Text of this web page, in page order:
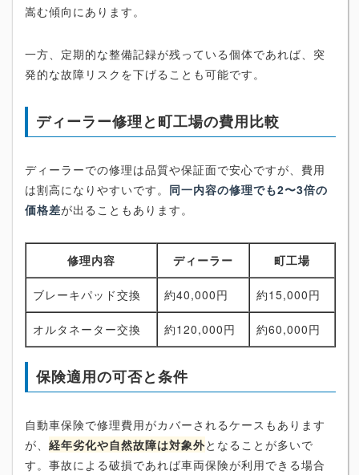
嵩む傾向にあります。
一方、定期的な整備記録が残っている個体であれば、突
発的な故障リスクを下げることも可能です。
ディーラー修理と町工場の費用比較
ディーラーでの修理は品質や保証面で安心ですが、費用
は割高になりやすいです。 同一内容の修理でも2〜3倍の
価格差が出ることもあります。
修理内容 ディーラー 町工場
ブレーキパッド交換 約40,000円 約15,000円
オルタネーター交換 約120,000円 約60,000円
保険適用の可否と条件
自動車保険で修理費用がカバーされるケースもあります
が、 経年劣化や自然故障は対象外となることが多いで
す。事故による破損であれば車両保険が利用できる場合